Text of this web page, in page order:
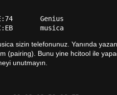
Genius
sizin telefonunuz. Yanında
(pairing). Bunu yine hcitool ile
unutmayın.